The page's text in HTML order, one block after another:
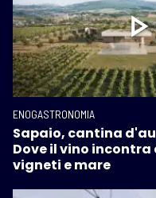
ENOGASTRONOMIA
Sapaio, cantina
Dove il vino
vigneti e mare